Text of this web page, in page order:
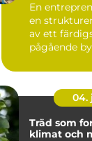
En
en
av ett
pågående
04.
Träd som
klimat och